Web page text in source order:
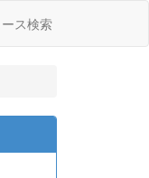
ス検索